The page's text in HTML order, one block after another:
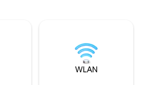
Von dem Moment
wirst du in ein
und
Küste eintauchen.
bewaldete Täler,
Wildtiere. Suite
Hauses gelegen,
Geräusche
WLAN